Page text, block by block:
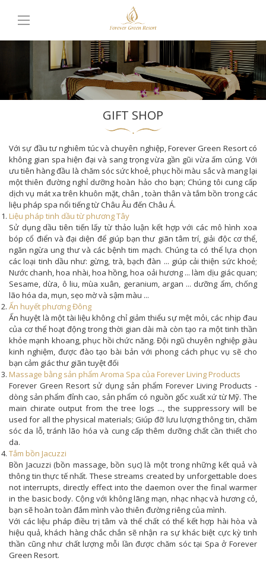
GIFT SHOP
Với sự đầu tư nghiêm túc và chuyên nghiệp, Forever Green Resort có
không gian spa hiện đại và sang trọng vừa gần gũi vừa ấm cúng. Với
ưu tiên hàng đầu là chăm sóc sức khoẻ, phục hồi màu sắc và mang lại
một thiên đường nghỉ dưỡng hoàn hảo cho bạn; Chúng tôi cung cấp
dịch vụ mát xa trên khuôn mặt, chân , toàn thân và tắm bồn trong các
liệu pháp spa nổi tiếng từ Châu Âu đến Châu Á.
Liệu pháp tinh dầu từ phương Tây
Sử dụng dầu tiên tiến lấy từ thảo luận kết hợp với các mô hình xoa
bóp cổ điển và đại diện để giúp bạn thư giãn tâm trí, giải độc cơ thể,
ngăn ngừa ung thư và các bệnh tim mạch. Chúng ta có thể lựa chọn
các loại tinh dầu như: gừng, trà, bạch đàn ... giúp cải thiện sức khoẻ;
Nước chanh, hoa nhài, hoa hồng, hoa oải hương ... làm dịu giác quan;
Sesame, dừa, ô liu, mùa xuân, geranium, argan ... dưỡng ẩm, chống
lão hóa da, mụn, sẹo mờ và sậm màu ...
Ấn huyết phương Đông
Ấn huyệt là một tài liệu không chỉ giảm thiểu sự mệt mỏi, các nhịp đau
của cơ thể hoạt động trong thời gian dài mà còn tạo ra một tinh thần
khỏe mạnh khoang, phục hồi chức năng. Đội ngũ chuyên nghiệp giàu
kinh nghiệm, được đào tạo bài bản với phong cách phục vụ sẽ cho
bạn cảm giác thư giãn tuyệt đối
Massage bằng sản phẩm Aroma Spa của Forever Living Products
Forever Green Resort sử dụng sản phẩm Forever Living Products -
dòng sản phẩm đỉnh cao, sản phẩm có nguồn gốc xuất xứ từ Mỹ. The
main chirate output from the tree logs ..., the suppressory will be
used for all the physical materials; Giúp đỡ lưu lượng thông tin, chăm
sóc da lỗ, tránh lão hóa và cung cấp thêm dưỡng chất cần thiết cho
da.
Tắm bồn Jacuzzi
Bồn Jacuzzi (bồn massage, bồn sục) là một trong những kết quả và
thông tin thực tế nhất. These streams created by unforgettable does
not interrupts, directly effect into the daemon over the final warmer
in the basic body. Cộng với không lãng mạn, nhạc nhạc và hương cỏ,
bạn sẽ hoàn toàn đắm mình vào thiên đường riêng của mình.
Với các liệu pháp điều trị tâm và thể chất có thể kết hợp hài hòa và
hiệu quả, khách hàng chắc chắn sẽ nhận ra sự khác biệt cực kỳ tinh
thần cũng như chất lượng mỗi lần được chăm sóc tại Spa ở Forever
Green Resort.